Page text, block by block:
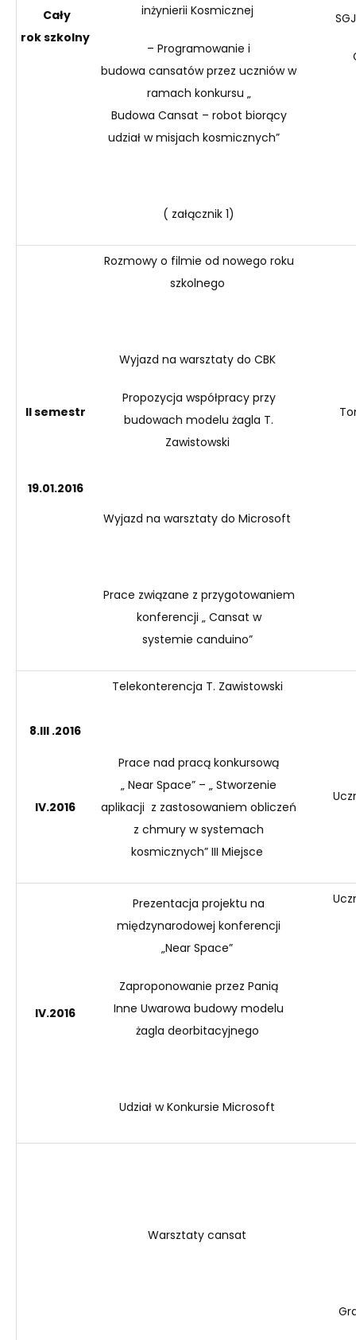
Cały
rokszkolny
inżynierii Kosmicznej
– Programowanie i
budowa cansatówprzez uczniów w
ramach konkursu „
Budowa Cansat – robot biorący
udział w misjach kosmicznych”
( załącznik 1)
II semestr
19.01.2016
Rozmowy o filmie od nowego roku
szkolnego
Wyjazd na warsztaty do CBK
Propozycja współpracy przy
budowach modelu żagla T.
Zawistowski
Wyjazd na warsztaty do Microsoft
Prace związane z przygotowaniem
konferencji „ Cansat w
systemie canduino”
8.III .2016
IV.2016
Telekonterencja T. Zawistowski
Prace nad pracą konkursową
„ Near Space” – „ Stworzenie
aplikacji z zastosowaniem obliczeń
z chmury w systemach
kosmicznych” III Miejsce
IV.2016
Prezentacja projektu na
międzynarodowej konferencji
„Near Space”
Zaproponowanie przez Panią
Inne Uwarowa budowy modelu
żagla deorbitacyjnego
Udział w Konkursie Microsoft
Warsztaty cansat